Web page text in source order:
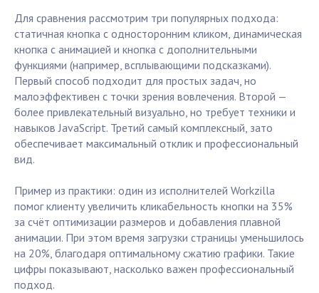
Для сравнения рассмотрим три популярных подхода:
статичная кнопка с односторонним кликом, динамическая
кнопка с анимацией и кнопка с дополнительными
функциями (например, всплывающими подсказками).
Первый способ подходит для простых задач, но
малоэффективен с точки зрения вовлечения. Второй —
более привлекательный визуально, но требует техники и
навыков JavaScript. Третий самый комплексный, зато
обеспечивает максимальный отклик и профессиональный
вид.
Пример из практики: один из исполнителей Workzilla
помог клиенту увеличить кликабельность кнопки на 35%
за счёт оптимизации размеров и добавления плавной
анимации. При этом время загрузки страницы уменьшилось
на 20%, благодаря оптимальному сжатию графики. Такие
цифры показывают, насколько важен профессиональный
подход.